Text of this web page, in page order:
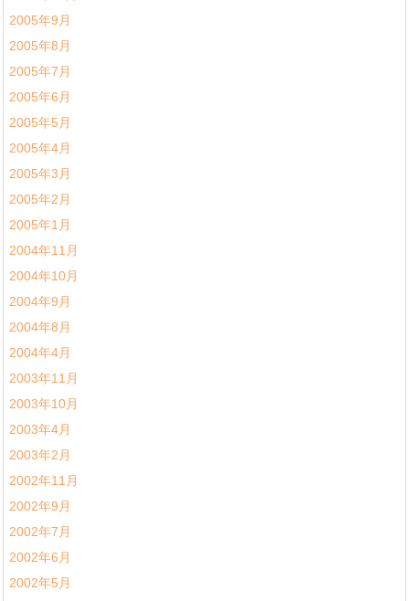
2005年9月
2005年8月
2005年7月
2005年6月
2005年5月
2005年4月
2005年3月
2005年2月
2005年1月
2004年11月
2004年10月
2004年9月
2004年8月
2004年4月
2003年11月
2003年10月
2003年4月
2003年2月
2002年11月
2002年9月
2002年7月
2002年6月
2002年5月